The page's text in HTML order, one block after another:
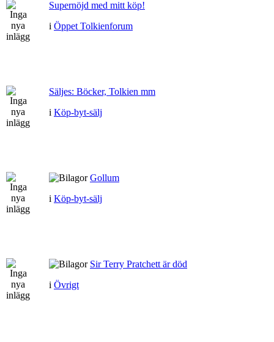
Supernöjd med mitt köp!
i Öppet Tolkienforum
Säljes: Böcker, Tolkien mm
i Köp-byt-sälj
Gollum
i Köp-byt-sälj
Sir Terry Pratchett är död
i Övrigt